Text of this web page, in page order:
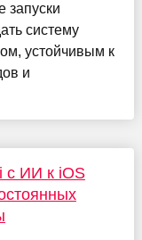
запуски
систему
устойчивым к
и
с ИИ к iOS